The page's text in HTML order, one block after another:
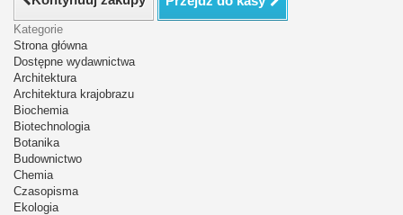
Kategorie
Strona główna
Dostępne wydawnictwa
Architektura
Architektura krajobrazu
Biochemia
Biotechnologia
Botanika
Budownictwo
Chemia
Czasopisma
Ekologia